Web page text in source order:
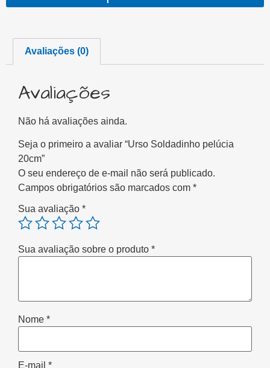
Avaliações (0)
Avaliações
Não há avaliações ainda.
Seja o primeiro a avaliar “Urso Soldadinho pelúcia
20cm”
O seu endereço de e-mail não será publicado.
Campos obrigatórios são marcados com *
Sua avaliação *
Sua avaliação sobre o produto *
Nome *
E-mail *